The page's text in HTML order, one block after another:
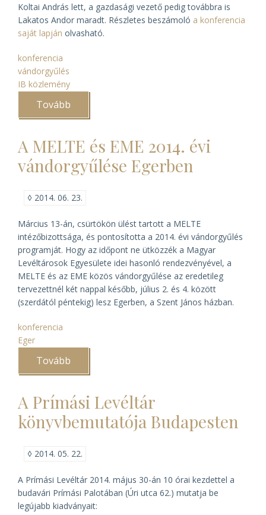
Koltai András lett, a gazdasági vezető pedig továbbra is
Lakatos Andor maradt. Részletes beszámoló a konferencia
saját lapján olvasható.
konferencia
vándorgyűlés
IB közlemény
Tovább
ért
MELTE
egri
vándorgyűlése)
A MELTE és EME 2014. évi
vándorgyűlése Egerben
◊ 2014. 06. 23.
Március 13-án, csürtökön ülést tartott a MELTE
intézőbizottsága, és pontosította a 2014. évi vándorgyűlés
programját. Hogy az időpont ne ütközzék a Magyar
Levéltárosok Egyesülete idei hasonló rendezvényével, a
MELTE és az EME közös vándorgyűlése az eredetileg
tervezettnél két nappal később, július 2. és 4. között
(szerdától péntekig) lesz Egerben, a Szent János házban.
konferencia
Eger
Tovább
és
2014.
évi
vándorgyűlése
Egerben)
A Prímási Levéltár
könyvbemutatója Budapesten
◊ 2014. 05. 22.
A Prímási Levéltár 2014. május 30-án 10 órai kezdettel a
budavári Prímási Palotában (Úri utca 62.) mutatja be
legújabb kiadványait: